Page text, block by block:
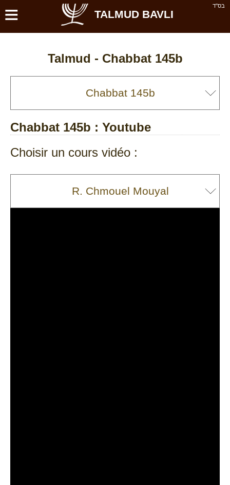
בס''ד ≡ TALMUD BAVLI
Talmud - Chabbat 145b
Chabbat 145b : Youtube
Choisir un cours vidéo :